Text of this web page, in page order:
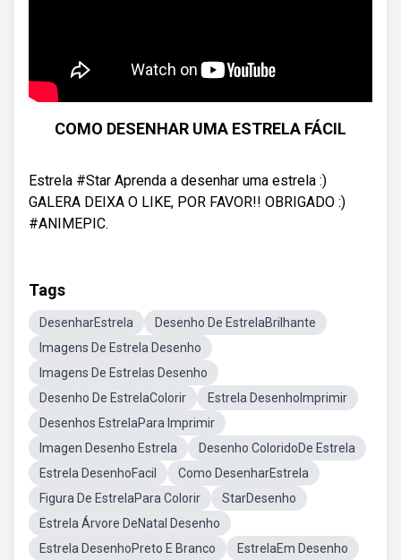
COMO DESENHAR UMA ESTRELA FÁCIL
Estrela #Star Aprenda a desenhar uma estrela :)
GALERA DEIXA O LIKE, POR FAVOR!! OBRIGADO :)
#ANIMEPIC.
Tags
DesenharEstrela
Desenho De EstrelaBrilhante
Imagens De Estrela Desenho
Imagens De Estrelas Desenho
Desenho De EstrelaColorir
Estrela DesenhoImprimir
Desenhos EstrelaPara Imprimir
Imagen Desenho Estrela
Desenho ColoridoDe Estrela
Estrela DesenhoFacil
Como DesenharEstrela
Figura De EstrelaPara Colorir
StarDesenho
Estrela Árvore DeNatal Desenho
Estrela DesenhoPreto E Branco
EstrelaEm Desenho